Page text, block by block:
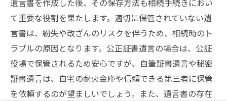
遺言書を作成した後、その保存方法も相続手続きにおい
て重要な役割を果たします。適切に保管されていない遺
言書は、紛失や改ざんのリスクを伴うため、相続時のト
ラブルの原因となります。公正証書遺言の場合は、公証
役場で保管されるため安心ですが、自筆証書遺言や秘密
証書遺言は、自宅の耐火金庫や信頼できる第三者に保管
を依頼するのが望ましいでしょう。また、遺言書の存在